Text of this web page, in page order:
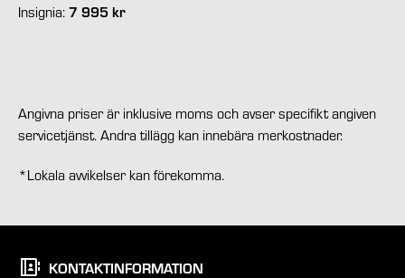
Insignia:7 995 kr
Angivna priser är inklusive moms och avser specifikt angiven
servicetjänst. Andra tillägg kan innebära merkostnader.
*Lokala avvikelser kan förekomma.
KONTAKTINFORMATION